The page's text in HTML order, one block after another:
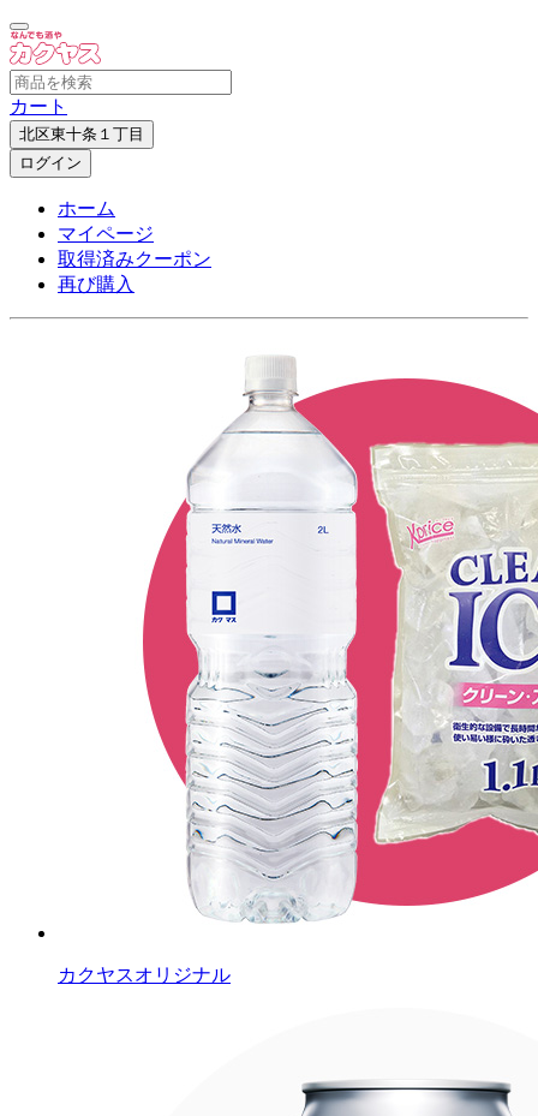
カート
北区東十条１丁目
ログイン
ホーム
マイページ
取得済みクーポン
再び購入
カクヤスオリジナル